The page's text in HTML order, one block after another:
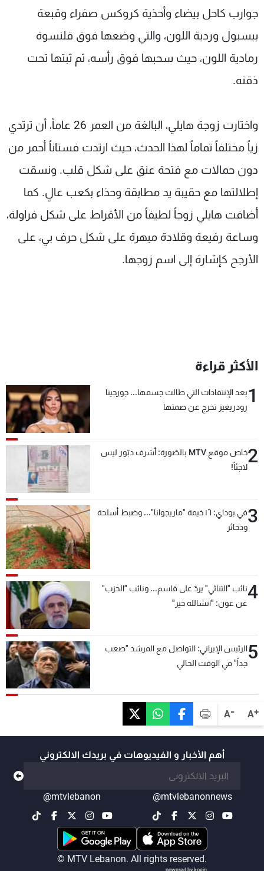
A+
A-
جوارب كاحل بيضاء وأحذية كروكس صفراء وقبعة
بيسبول وردية اللون، والتي وضعها فوق قلنسوة
رمادية اللون، حيث سحبها فوق رأسه، ثم ثبتها تحت
ذقنه.
واختارت زوجة هايلي، البالغة من العمر 26 عاماً، أن ترتدي
زياً مختلفاً تماماً لهذا الحدث، حيث ارتدت فستاناً أحمر من
دون حمالات مع فتحة عنق على شكل قلب. ونسقت
إطلالتها مع حقيبة يد مطابقة وحذاء بكعب عالٍ. كما
أضافت هايلي زوجاً لطيفاً من الأقراط على شكل فراولة،
وساعة رفيعة وقلادة مبهرة على شكل حرف بي، على
الأرجح كإشارة إلى اسم زوجها.
الأكثر قراءة
1بعد الإنتقادات التي طالت جسمها... جورجينا
رودريغيز تخرج عن صمتها
2
خاص موقع MTV بالصّورة: أشرف دبّور ليس
لاجئاً!
3
في بوداي: ١٦ خيمة "ماريجوانا"... وضبط أسلحة
وذخائر
4نائب "الثنائي" يردّ على قاسم... ونائب "الحزب"
عن عون: "انشالله خير"
5الرئيس الإيراني: التواصل مع المرشد "صعب
جداً" في الوقت الحالي
أهم الأخبار و الفيديوهات في بريدك الالكتروني
@mtvlebanonnews
@mtvlebanon
© MTV Lebanon. All rights reserved.